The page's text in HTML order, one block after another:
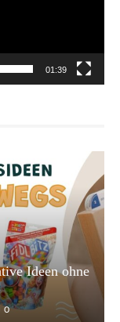
01:39
Ideen ohne
0